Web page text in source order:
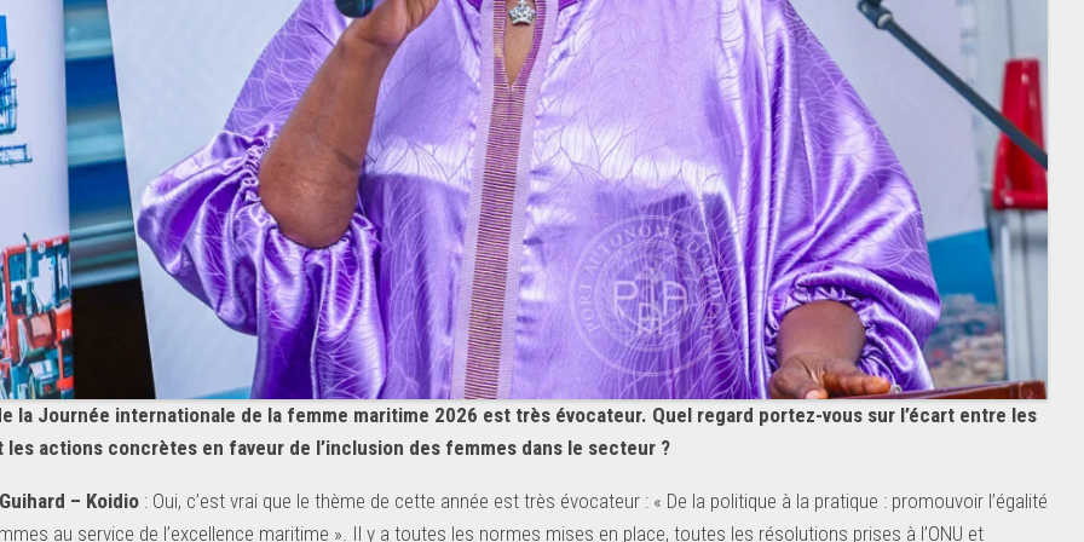
la Journée internationale de la femme maritime 2026 est très évocateur. Quel regard portez-vous sur l’écart entre les
les actions concrètes en faveur de l’inclusion des femmes dans le secteur ?
– Koidio : Oui, c’est vrai que le thème de cette année est très évocateur : « De la politique à la pratique : promouvoir l’égalité
au service de l’excellence maritime ». Il y a toutes les normes mises en place, toutes les résolutions prises à l’ONU et